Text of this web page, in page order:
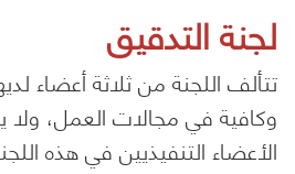
لجنة التدقيق
تتألف اللجنة من ثلاثة أعضاء
وكافية في مجالات العمل،
الأعضاء التنفيذيين في هذه